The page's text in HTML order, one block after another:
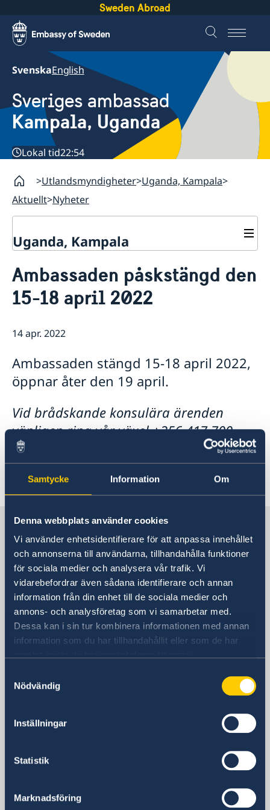
Samtycke Information Om
Denna webbplats använder cookies
Vi använder enhetsidentifierare för att anpassa innehållet
och annonserna till användarna, tillhandahålla funktioner
för sociala medier och analysera vår trafik. Vi
vidarebefordrar även sådana identifierare och annan
information från din enhet till de sociala medier och
annons- och analysföretag som vi samarbetar med.
Dessa kan i sin tur kombinera informationen med annan
information som du har tillhandahållit eller som de har
Nödvändig
Inställningar
Statistik
Marknadsföring
Sweden Abroad
SvenskaEnglish
Sveriges ambassad
Kampala, Uganda
Lokal tid22:54
Utlandsmyndigheter Uganda, Kampala
Aktuellt Nyheter
Uganda, Kampala
Om oss
Lediga tjänster
Praktiktjänstgöring
OSL-beskrivning
Så stöttar vi svenska företag
Team Sweden
Så kan du få stöd
Svenska företag i
Anmäl handelshinder
Nyheter
Ambassaden påskstängd den
15-18 april 2022
14 apr. 2022
Ambassaden stängd 15-18 april 2022,
öppnar åter den 19 april.
Vid brådskande konsulära ärenden
vänligen ring vår växel +256 417 700
800 och följ anvisningarna.
Senast uppdaterad 14 apr. 2022, 11.21
Sverige i Uganda
Sveriges ambassad
Besöksadress
24, Lumumba Avenue
Nakasero
Kampala
P.O. Box 22669
Telefonnummer
Fax
ambassaden.kampala@gov.se